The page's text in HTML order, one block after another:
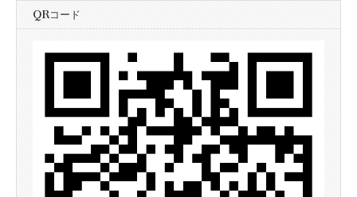
QRコード